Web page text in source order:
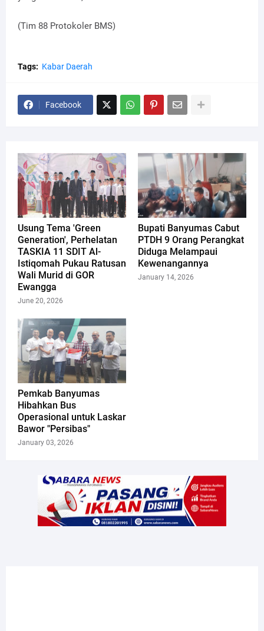
(Tim 88 Protokoler BMS)
Tags: Kabar Daerah
Facebook
Usung Tema 'Green
Generation', Perhelatan
TASKIA 11 SDIT Al-
Istiqomah Pukau Ratusan
Wali Murid di GOR
Ewangga
June 20, 2026
Bupati Banyumas Cabut
PTDH 9 Orang Perangkat
Diduga Melampaui
Kewenangannya
January 14, 2026
Pemkab Banyumas
Hibahkan Bus
Operasional untuk Laskar
Bawor "Persibas"
January 03, 2026